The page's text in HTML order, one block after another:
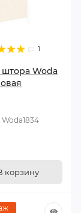
1
Woda
Woda1834
корзину